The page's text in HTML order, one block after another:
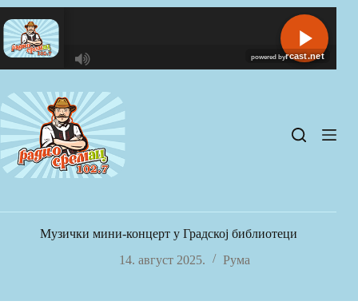
Skip
to
content
C
A
S
T
.
N
Музички мини-концерт у Градској библиотеци
14. август 2025.
Рума